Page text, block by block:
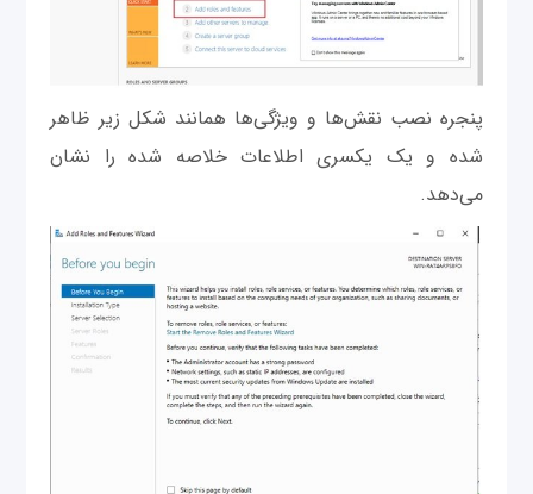
پنجره نصب نقش‌ها و ویژگی‌ها همانند شکل زیر ظاهر
شده و یک یکسری اطلاعات خلاصه شده را نشان
می‌دهد.